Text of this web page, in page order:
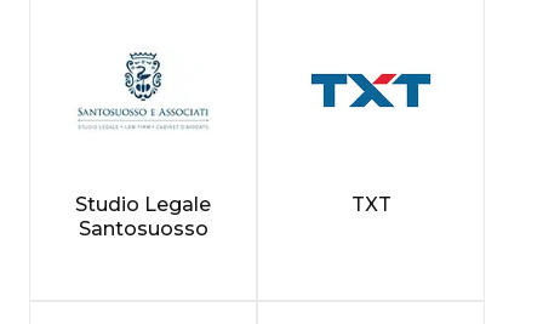
Studio Legale
Santosuosso
TXT